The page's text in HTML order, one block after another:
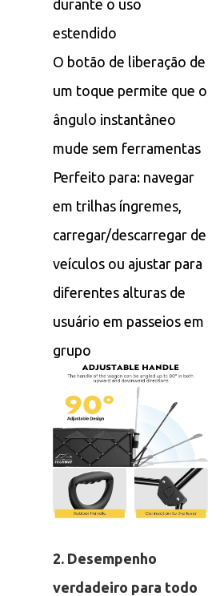
durante o uso
estendido
O botão de liberação de
um toque permite que o
ângulo instantâneo
mude sem ferramentas
Perfeito para: navegar
em trilhas íngremes,
carregar/descarregar de
veículos ou ajustar para
diferentes alturas de
usuário em passeios em
grupo
2. Desempenho
verdadeiro para todo